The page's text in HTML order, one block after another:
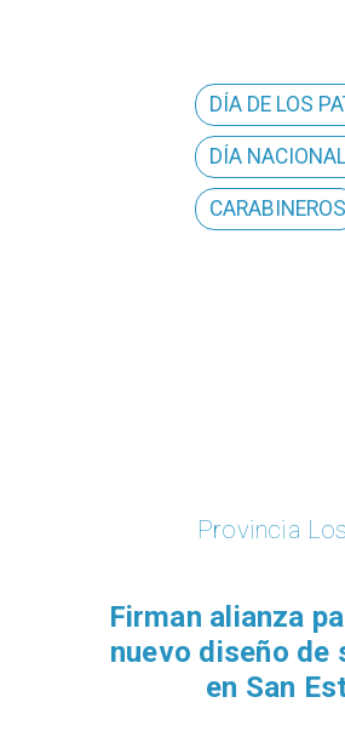
DÍA DE LOS
DÍA
CARABINEROS
Provincia
​​Firman alianza
nuevo diseño de
en San